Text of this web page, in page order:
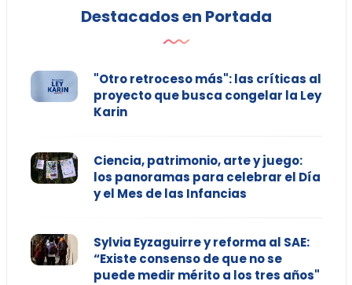
Destacados en Portada
"Otro retroceso más": las críticas al
proyecto que busca congelar la Ley
Karin
Ciencia, patrimonio, arte y juego:
los panoramas para celebrar el Día
y el Mes de las Infancias
Sylvia Eyzaguirre y reforma al SAE:
“Existe consenso de que no se
puede medir mérito a los tres años"